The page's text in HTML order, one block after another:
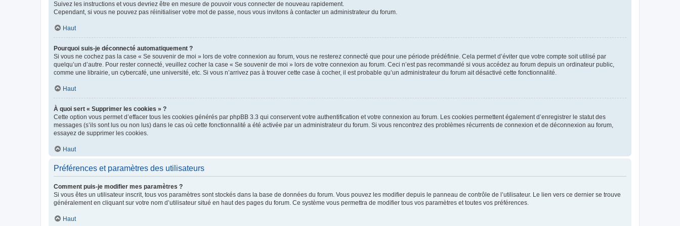
Suivez les instructions et vous devriez être en mesure de pouvoir vous connecter de nouveau rapidement.
Cependant, si vous ne pouvez pas réinitialiser votre mot de passe, nous vous invitons à contacter un administrateur du forum.
Haut
Pourquoi suis-je déconnecté automatiquement ?
Si vous ne cochez pas la case « Se souvenir de moi » lors de votre connexion au forum, vous ne resterez connecté que pour une période prédéfinie. Cela permet d’éviter que votre compte soit utilisé par
quelqu’un d’autre. Pour rester connecté, veuillez cocher la case « Se souvenir de moi » lors de votre connexion au forum. Ceci n’est pas recommandé si vous accédez au forum depuis un ordinateur public,
comme une librairie, un cybercafé, une université, etc. Si vous n’arrivez pas à trouver cette case à cocher, il est probable qu’un administrateur du forum ait désactivé cette fonctionnalité.
Haut
À quoi sert « Supprimer les cookies » ?
Cette option vous permet d’effacer tous les cookies générés par phpBB 3.3 qui conservent votre authentification et votre connexion au forum. Les cookies permettent également d’enregistrer le statut des
messages (s’ils sont lus ou non lus) dans le cas où cette fonctionnalité a été activée par un administrateur du forum. Si vous rencontrez des problèmes récurrents de connexion et de déconnexion au forum,
essayez de supprimer les cookies.
Haut
Préférences et paramètres des utilisateurs
Comment puis-je modifier mes paramètres ?
Si vous êtes un utilisateur inscrit, tous vos paramètres sont stockés dans la base de données du forum. Vous pouvez les modifier depuis le panneau de contrôle de l’utilisateur. Le lien vers ce dernier se trouve
généralement en cliquant sur votre nom d’utilisateur situé en haut des pages du forum. Ce système vous permettra de modifier tous vos paramètres et toutes vos préférences.
Haut